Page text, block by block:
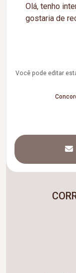
Você pode editar